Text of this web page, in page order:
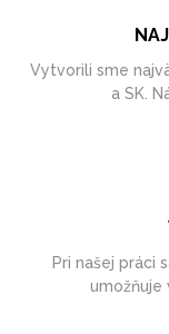
Vytvorili sme
a SK.
Pri našej práci
umožňuje